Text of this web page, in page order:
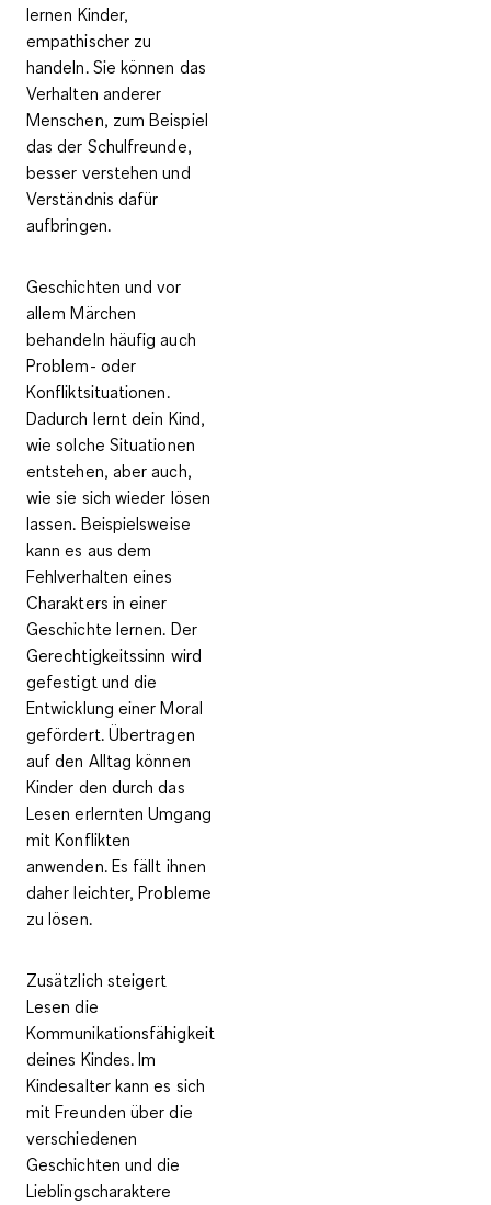
lernen Kinder,
empathischer zu
handeln. Sie können das
Verhalten anderer
Menschen, zum Beispiel
das der Schulfreunde,
besser verstehen und
Verständnis dafür
aufbringen.
Geschichten und vor
allem Märchen
behandeln häufig auch
Problem- oder
Konfliktsituationen.
Dadurch lernt dein Kind,
wie solche Situationen
entstehen, aber auch,
wie sie sich wieder lösen
lassen. Beispielsweise
kann es aus dem
Fehlverhalten eines
Charakters in einer
Geschichte lernen. Der
Gerechtigkeitssinn wird
gefestigt und die
Entwicklung einer Moral
gefördert. Übertragen
auf den Alltag können
Kinder den durch das
Lesen erlernten Umgang
mit Konflikten
anwenden. Es fällt ihnen
daher leichter, Probleme
zu lösen.
Zusätzlich steigert
Lesen die
Kommunikationsfähigkeit
deines Kindes. Im
Kindesalter kann es sich
mit Freunden über die
verschiedenen
Geschichten und die
Lieblingscharaktere